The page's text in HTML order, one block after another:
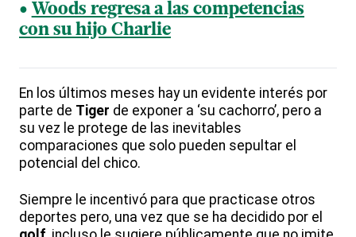
Woods regresa a las competencias
con su hijo Charlie
En los últimos meses hay un evidente interés por
parte de Tiger de exponer a ‘su cachorro’, pero a
su vez le protege de las inevitables
comparaciones que solo pueden sepultar el
potencial del chico.
Siempre le incentivó para que practicase otros
deportes pero, una vez que se ha decidido por el